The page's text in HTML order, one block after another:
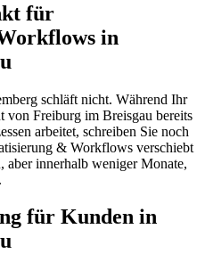
für
in
schläft nicht. Während Ihr
von Freiburg im Breisgau bereits
arbeitet, schreiben Sie noch
& Workflows verschiebt
aber innerhalb weniger Monate,
für Kunden in